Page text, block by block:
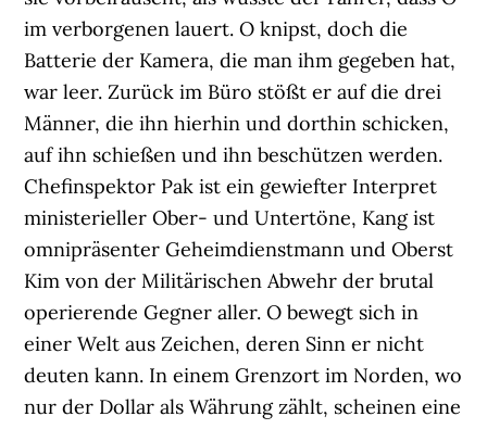
im verborgenen lauert. O knipst, doch die
Batterie der Kamera, die man ihm gegeben hat,
war leer. Zurück im Büro stößt er auf die drei
Männer, die ihn hierhin und dorthin schicken,
auf ihn schießen und ihn beschützen werden.
Chefinspektor Pak ist ein gewiefter Interpret
ministerieller Ober- und Untertöne, Kang ist
omnipräsenter Geheimdienstmann und Oberst
Kim von der Militärischen Abwehr der brutal
operierende Gegner aller. O bewegt sich in
einer Welt aus Zeichen, deren Sinn er nicht
deuten kann. In einem Grenzort im Norden, wo
nur der Dollar als Währung zählt, scheinen eine